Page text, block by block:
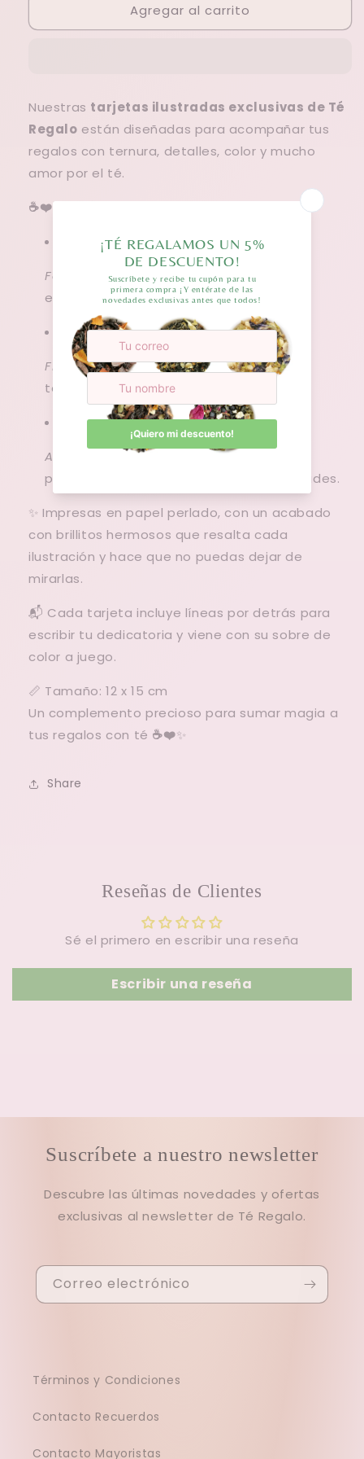
Tarjeta
Tecito
Tarjeta
Agregar al carrito
Nuestras tarjetas ilustradas exclusivas de Té
Regalo están diseñadas para acompañar tus
regalos con ternura, detalles, color y mucho
amor por el té.
☕❤️ Temáticas disponibles:
Feliz Día:
Ideal para saludar a esa mujer
especial (mamá, abuelita, tía, etc).
Fiesta del Té:Para esa amante de tomar
tecito con algo dulce.
Animalitos
: capibara, gatitos, ranitas y
patitos: Perfectas para parejas o amistades.
✨ Impresas en papel perlado, con un acabado
con brillitos hermosos que resalta cada
ilustración y hace que no puedas dejar de
mirarlas.
📬 Cada tarjeta incluye líneas por detrás para
escribir tu dedicatoria y viene con su sobre de
color a juego.
📏 Tamaño: 12 x 15 cm
Un complemento precioso para sumar magia a
tus regalos con té ☕❤️✨
Share
Reseñas de Clientes
Sé el primero en escribir una reseña
Escribir una reseña
Suscríbete a nuestro newsletter
Descubre las últimas novedades y ofertas
exclusivas al newsletter de Té Regalo.
Correo electrónico
Términos y Condiciones
Contacto Recuerdos
Contacto Mayoristas